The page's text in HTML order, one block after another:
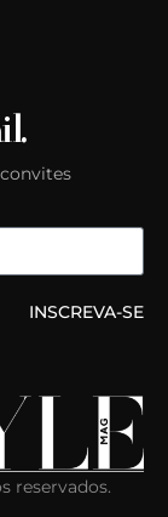
INSCREVA-SE
reservados.